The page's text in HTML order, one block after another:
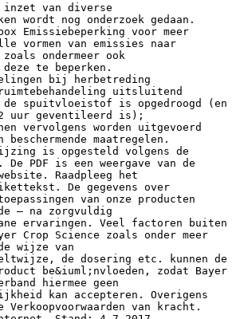
inzet van diverse
wordt nog onderzoek gedaan.
Emissiebeperking voor meer
vormen van emissies naar
ondermeer ook
te beperken.
bij herbetreding
uitsluitend
de spuitvloeistof is opgedroogd (en
2 uur geventileerd is);
vervolgens worden uitgevoerd
maatregelen.
is opgesteld volgens de
PDF is een weergave van de
Raadpleeg het
De gegevens over
van onze producten
– na zorgvuldig
ervaringen. Veel factoren buiten
Crop Science zoals onder meer
wijze van
de dosering etc. kunnen de
be&iuml;nvloeden, zodat Bayer
hiermee geen
kan accepteren. Overigens
Verkoopvoorwaarden van kracht.